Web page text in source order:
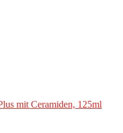
mit Ceramiden, 125ml